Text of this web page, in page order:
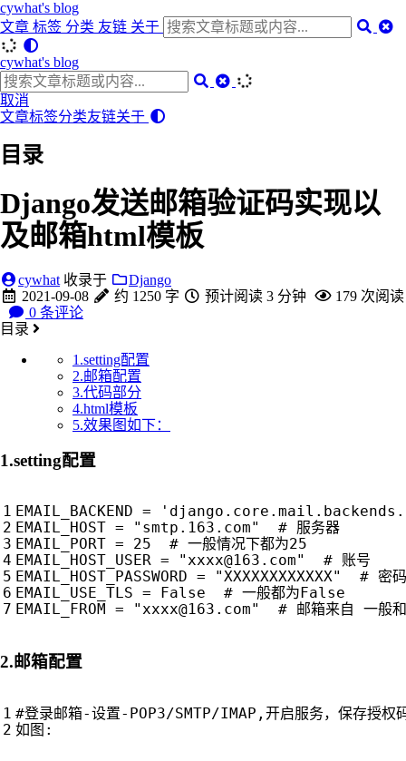
cywhat's blog
文章 标签 分类 友链 关于
cywhat's blog
取消
文章标签分类友链关于
目录
Django发送邮箱验证码实现以
及邮箱html模板
cywhat 收录于
Django
2021-09-08
约 1250 字 预计阅读 3 分钟 179 次阅读
0 条评论
目录
1.setting配置
2.邮箱配置
3.代码部分
4.html模板
5.效果图如下：
1.setting配置
EMAIL_BACKEND =
EMAIL_HOST = "smtp.163.com"
# 服务器
EMAIL_PORT = 25
# 一般情况下都为25
EMAIL_HOST_USER = "xxxx@163.com"
# 账号
EMAIL_HOST_PASSWORD = "XXXXXXXXXXXX"
# 密
EMAIL_USE_TLS = False
# 一般都为False
EMAIL_FROM
= "xxxx@163.com" # 邮箱来自 一般
2.邮箱配置
#登录邮箱-设置-POP3/SMTP/IMAP,开启服务，保存授权
如图 :